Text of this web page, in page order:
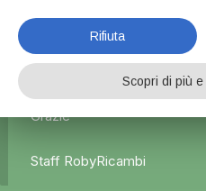
L'azienda Resta Chiusa Dal
Ordine Verrà Accettato Ma
Grazie
Staff RobyRicambi
Rifiuta
Scopri di più